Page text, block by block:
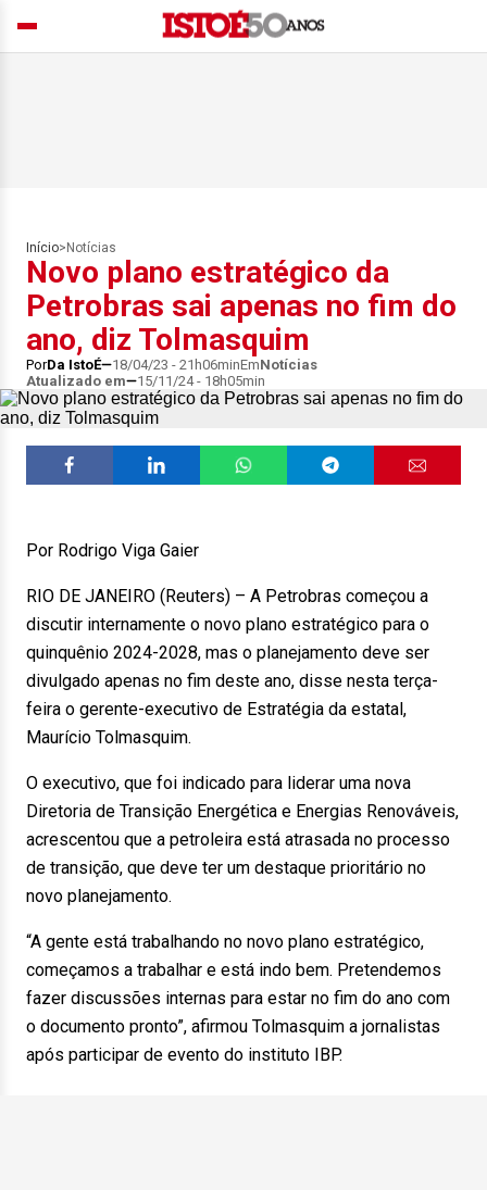
Início> Notícias
Novo plano estratégico da
Petrobras sai apenas no fim do
ano, diz Tolmasquim
PorDa IstoÉ 18/04/23 - 21h06minEmNotícias
Atualizado em
15/11/24 - 18h05min
Por Rodrigo Viga Gaier
RIO DE JANEIRO (Reuters) – A Petrobras começou a
discutir internamente o novo plano estratégico para o
quinquênio 2024-2028, mas o planejamento deve ser
divulgado apenas no fim deste ano, disse nesta terça-
feira o gerente-executivo de Estratégia da estatal,
Maurício Tolmasquim.
O executivo, que foi indicado para liderar uma nova
Diretoria de Transição Energética e Energias Renováveis,
acrescentou que a petroleira está atrasada no processo
de transição, que deve ter um destaque prioritário no
novo planejamento.
“A gente está trabalhando no novo plano estratégico,
começamos a trabalhar e está indo bem. Pretendemos
fazer discussões internas para estar no fim do ano com
o documento pronto”, afirmou Tolmasquim a jornalistas
após participar de evento do instituto IBP.